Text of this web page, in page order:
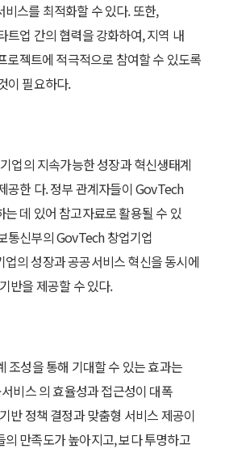
스를 최적화할 수 있다. 또한,
트업 간의 협력을 강화하여, 지역 내
로젝트에 적극적으로 참여할 수 있도록
이 필요하다.
업의 지속가능한 성장과 혁신생태계
공한 다. 정부 관계자들이 GovTech
데 있어 참고자료로 활용될 수 있
통신부의 GovTech 창업기업
의 성장과 공공서비스 혁신을 동시에
반을 제공할 수 있다.
조성을 통해 기대할 수 있는 효과는
비스 의 효율성과 접근성이 대폭
반 정책 결정과 맞춤형 서비스 제공이
만족도가 높아지고, 보다 투명하고